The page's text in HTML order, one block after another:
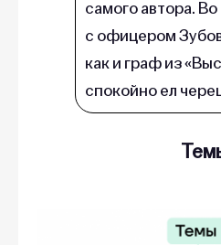
самого автора.
с офицером
как и граф из
спокойно ел